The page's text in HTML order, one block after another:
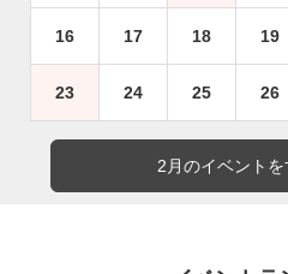
16 17 18 19
23 24 25 26
2月のイベント